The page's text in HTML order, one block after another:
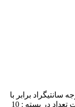
0.13 میلیمتر دما قابل تحمل : 80 درجه سانتیگراد برابر با
176 درجه فارنهایت ولتاژ قابل تحمل : 600 ولت تعداد در بسته : 10